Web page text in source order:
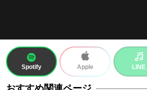
Spotify Apple LINE